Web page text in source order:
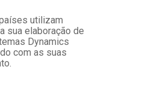
utilizam
sua elaboração de
Dynamics
com as suas